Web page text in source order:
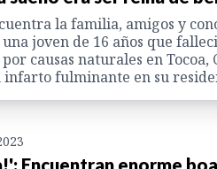
la familia, amigos y
joven de 16 años que
causas naturales en Tocoa,
fulminante en su